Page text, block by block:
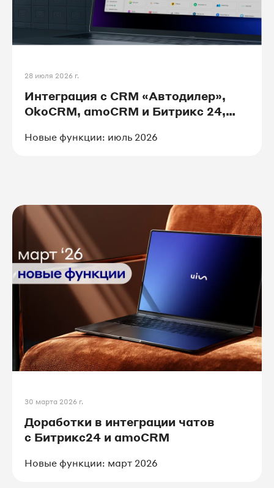
#интернет_маркетинг
#ОМНИ #IT_решения
#франшиза
28 июля 2026 г.
Интеграция с CRM «Автодилер»,
OkoCRM, amoCRM и Битрикс 24,
обновления в РМО
Новые функции: июль 2026
30 марта 2026 г.
Доработки в интеграции чатов
с Битрикс24 и amoCRM
Новые функции: март 2026